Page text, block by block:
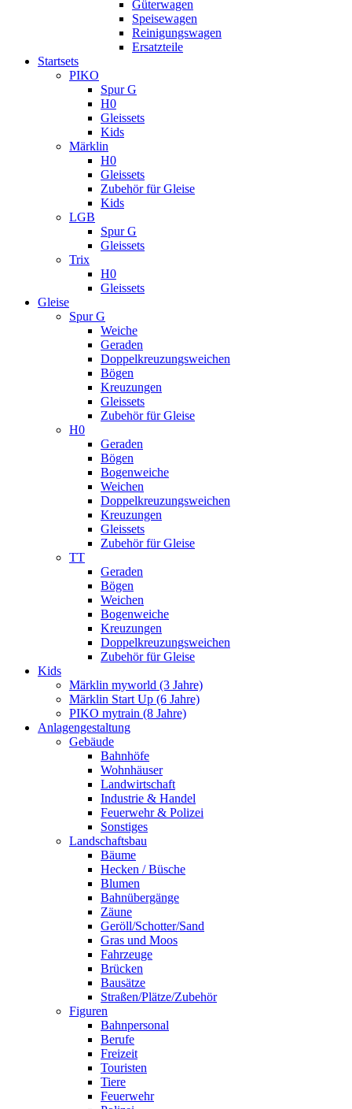
Güterwagen
Speisewagen
Reinigungswagen
Ersatzteile
Startsets
PIKO
Spur G
H0
Gleissets
Kids
Märklin
H0
Gleissets
Zubehör für Gleise
Kids
LGB
Spur G
Gleissets
Trix
H0
Gleissets
Gleise
Spur G
Weiche
Geraden
Doppelkreuzungsweichen
Bögen
Kreuzungen
Gleissets
Zubehör für Gleise
H0
Geraden
Bögen
Bogenweiche
Weichen
Doppelkreuzungsweichen
Kreuzungen
Gleissets
Zubehör für Gleise
TT
Geraden
Bögen
Weichen
Bogenweiche
Kreuzungen
Doppelkreuzungsweichen
Zubehör für Gleise
Kids
Märklin myworld (3 Jahre)
Märklin Start Up (6 Jahre)
PIKO mytrain (8 Jahre)
Anlagengestaltung
Gebäude
Bahnhöfe
Wohnhäuser
Landwirtschaft
Industrie & Handel
Feuerwehr & Polizei
Sonstiges
Landschaftsbau
Bäume
Hecken / Büsche
Blumen
Bahnübergänge
Zäune
Geröll/Schotter/Sand
Gras und Moos
Fahrzeuge
Brücken
Bausätze
Straßen/Plätze/Zubehör
Figuren
Bahnpersonal
Berufe
Freizeit
Touristen
Tiere
Feuerwehr